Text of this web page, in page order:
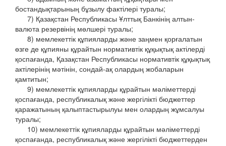
бостандықтарының бұзылу фактілері туралы;
7) Қазақстан Республикасы Ұлттық Банкінің алтын-
валюта резервінің мөлшері туралы;
8) мемлекеттік құпияларды және заңмен қорғалатын
өзге де құпияны құрайтын нормативтік құқықтық актілерді
қоспағанда, Қазақстан Республикасы нормативтік құқықтық
актілерінің мәтінін, сондай-ақ олардың жобаларын
қамтитын;
9) мемлекеттік құпияларды құрайтын мәліметтерді
қоспағанда, республикалық және жергілікті бюджеттер
қаражатының қалыптастырылуы мен олардың жұмсалуы
туралы;
10) мемлекеттік құпияларды құрайтын мәліметтерді
қоспағанда, республикалық және жергілікті бюджеттерден